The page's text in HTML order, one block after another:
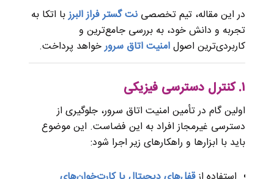
در این مقاله، تیم تخصصینت گستر فراز البرزبا اتکا به
تجربه و دانش خود، به بررسی جامع‌ترین و
کاربردی‌ترین اصولامنیت اتاق سرورخواهد پرداخت.
۱. کنترل دسترسی فیزیکی
اولین گام در تأمین امنیت اتاق سرور، جلوگیری از
دسترسی غیرمجاز افراد به این فضاست. این موضوع
باید با ابزارها و راهکارهای زیر اجرا شود: